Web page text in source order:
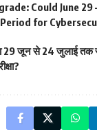
Could June 29
for
29 जून से 24 जुलाई तक